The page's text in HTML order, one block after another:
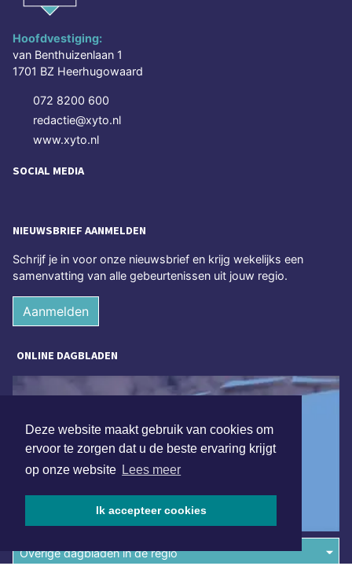
Deze website maakt gebruik van cookies om
ervoor te zorgen dat u de beste ervaring krijgt
op onze website Lees meer
Ik accepteer cookies
Hoofdvestiging:
van Benthuizenlaan 1
1701 BZ Heerhugowaard
072 8200 600
redactie@xyto.nl
www.xyto.nl
SOCIAL MEDIA
NIEUWSBRIEF AANMELDEN
Schrijf je in voor onze nieuwsbrief en krijg wekelijks een
samenvatting van alle gebeurtenissen uit jouw regio.
Aanmelden
ONLINE DAGBLADEN
Overige dagbladen in de regio